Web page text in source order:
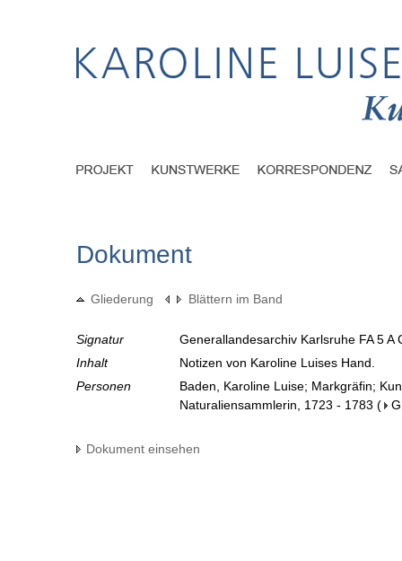
Dokument
Gliederung Blättern im Band
Signatur
Generallandesarchiv Karlsruhe FA 5 A
Inhalt
Notizen von Karoline Luises Hand.
Personen
Baden, Karoline Luise; Markgräfin;
Naturaliensammlerin, 1723 - 1783 (
Dokument einsehen